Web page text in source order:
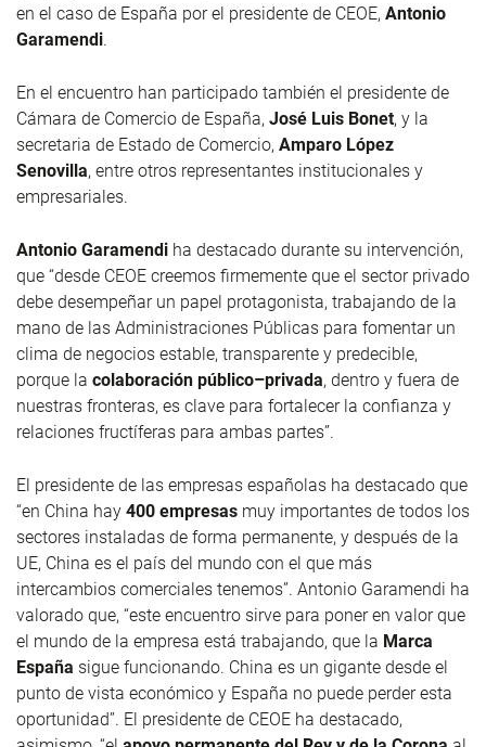
en el caso de España por el presidente de CEOE, Antonio
Garamendi.
En el encuentro han participado también el presidente de
Cámara de Comercio de España, José Luis Bonet, y la
secretaria de Estado de Comercio, Amparo López
Senovilla, entre otros representantes institucionales y
empresariales.
Antonio Garamendi ha destacado durante su intervención,
que “desde CEOE creemos firmemente que el sector privado
debe desempeñar un papel protagonista, trabajando de la
mano de las Administraciones Públicas para fomentar un
clima de negocios estable, transparente y predecible,
porque la colaboración público–privada, dentro y fuera de
nuestras fronteras, es clave para fortalecer la confianza y
relaciones fructíferas para ambas partes”.
El presidente de las empresas españolas ha destacado que
“en China hay 400 empresas muy importantes de todos los
sectores instaladas de forma permanente, y después de la
UE, China es el país del mundo con el que más
intercambios comerciales tenemos”. Antonio Garamendi ha
valorado que, “este encuentro sirve para poner en valor que
el mundo de la empresa está trabajando, que la Marca
España sigue funcionando. China es un gigante desde el
punto de vista económico y España no puede perder esta
oportunidad”. El presidente de CEOE ha destacado,